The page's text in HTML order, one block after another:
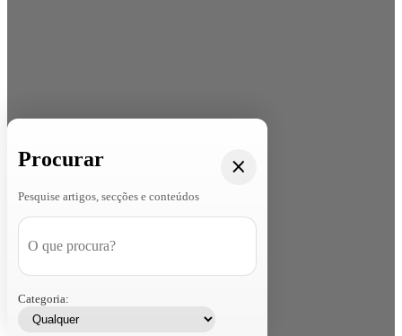
Procurar
Pesquise artigos, secções e conteúdos
Categoria: